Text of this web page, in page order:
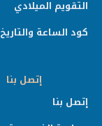
التقويم الميلادي
كود الساعة والتاريخ html
إتصل بنا
إتصل بنا